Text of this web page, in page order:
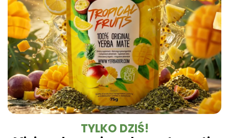
⭐Jak przygotować Yerbe w 4 prostych krokach?
Krok 1: Wypełnij naczynie
Europie jakość, a także bezpieczeństwo stosowania.
TYLKO DZIŚ!